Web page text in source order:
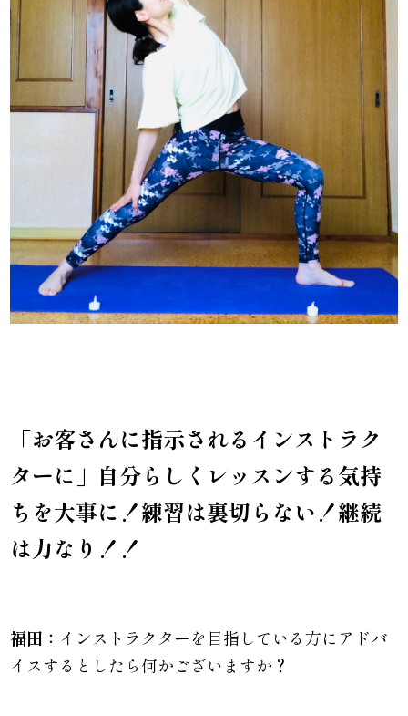
「お客さんに指示されるインストラク
ターに」自分らしくレッスンする気持
ちを大事に！練習は裏切らない！継続
は力なり！！
福田： インストラクターを目指している方にアドバ
イスするとしたら何かございますか？